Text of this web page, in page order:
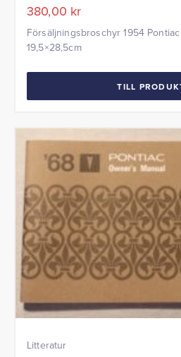
380,00 kr
Försäljningsbroschyr 1954
19,5×28,5cm
TILL
Litteratur